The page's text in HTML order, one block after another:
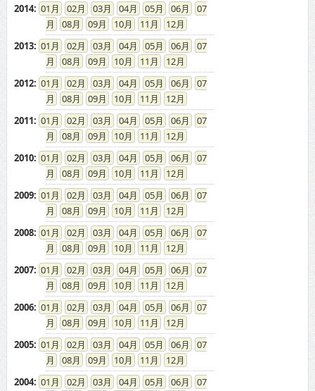
2014: 01 02 03 04 05 06
07
08
09 10 11
12
2013: 01 02 03 04 05 06
07
08
09 10 11
12
2012: 01 02 03 04 05 06
07
08
09 10 11
12
2011: 01 02 03 04 05 06
07
08
09 10 11
12
2010: 01 02 03 04 05 06
07
08
09 10 11
12
2009: 01 02 03 04 05 06
07
08
09 10 11
12
2008: 01 02 03 04 05 06
07
08
09 10 11
12
2007: 01 02 03 04 05 06
07
08
09 10 11
12
2006: 01 02 03 04 05 06
07
08
09 10 11
12
2005: 01 02 03 04 05 06
07
08
09 10 11
12
2004: 01 02 03 04 05 06
07